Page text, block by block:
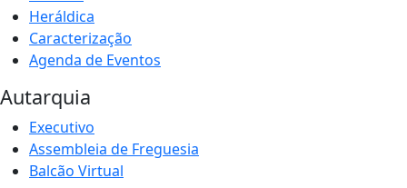
Heráldica
Caracterização
Agenda de Eventos
Autarquia
Executivo
Assembleia de Freguesia
Balcão Virtual